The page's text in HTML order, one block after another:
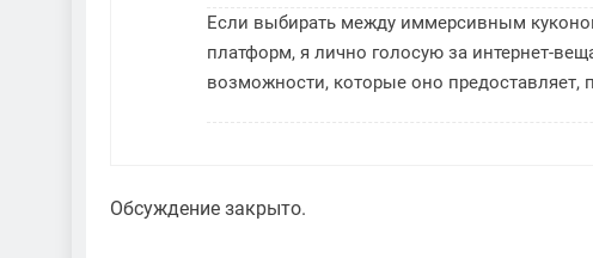
Если выбирать между иммерсивным
платформ, я лично голосую за интернет-
возможности, которые оно предоставляет,
Обсуждение закрыто.